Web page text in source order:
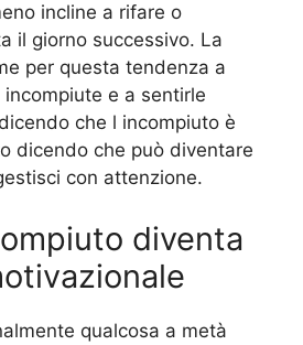
incline a rifare o
il giorno successivo. La
per questa tendenza a
e a sentirle
che l incompiuto è
dicendo che può diventare
con attenzione.
diventa
qualcosa a metà